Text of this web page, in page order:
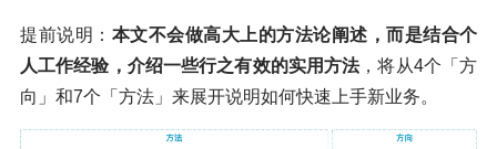
提前说明： 本文不会做高大上的方法论阐述，而是结合个
人工作经验，介绍一些行之有效的实用方法，将从4个「方
向」和7个「方法」来展开说明如何快速上手新业务。